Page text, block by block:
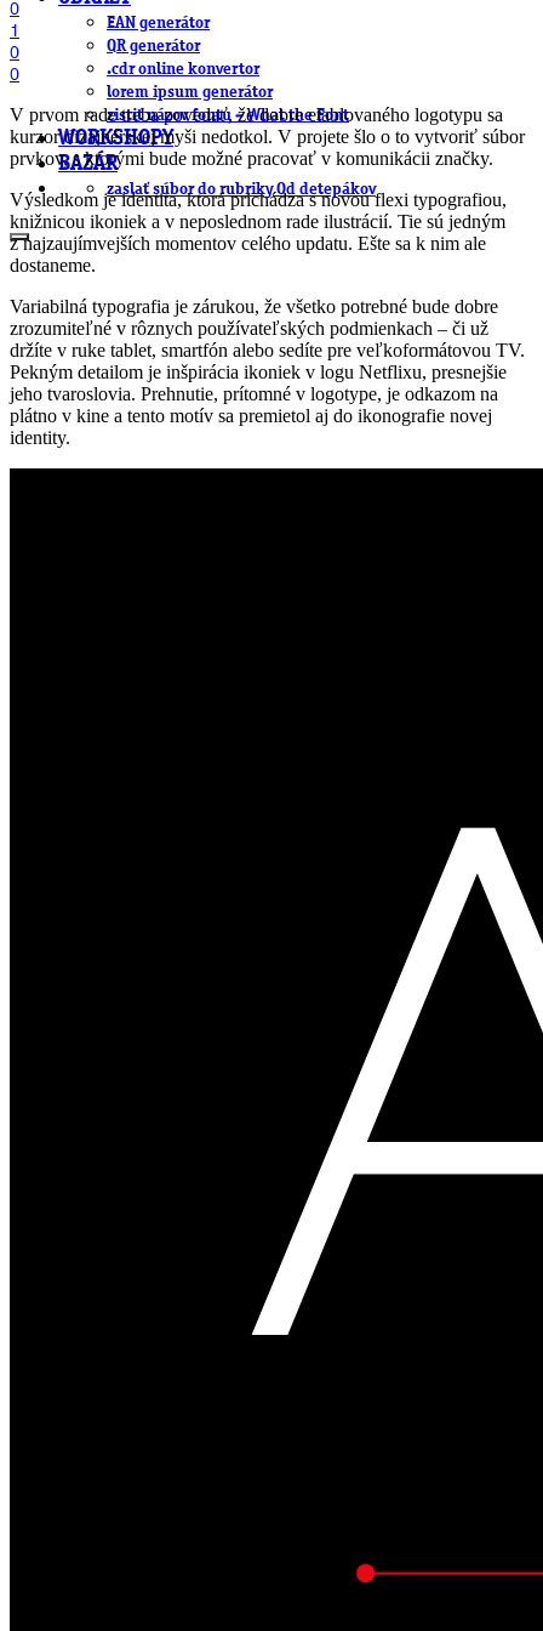
EAN generátor
QR generátor
.cdr online konvertor
lorem ipsum generátor
zistiť názov fontu – What the Font
WORKSHOPY
BAZÁR
zaslať súbor do rubriky Od detepákov
0
1
0
0
V prvom rade treba povedať, že dobre etablovaného logotypu sa
kurzor dizajnérskej myši nedotkol. V projete šlo o to vytvoriť súbor
prvkov, s ktorými bude možné pracovať v komunikácii značky.
Výsledkom je identita, ktorá prichádza s novou flexi typografiou,
knižnicou ikoniek a v neposlednom rade ilustrácií. Tie sú jedným
z najzaujímvejších momentov celého updatu. Ešte sa k nim ale
dostaneme.
Variabilná typografia je zárukou, že všetko potrebné bude dobre
zrozumiteľné v rôznych používateľských podmienkach – či už
držíte v ruke tablet, smartfón alebo sedíte pre veľkoformátovou TV.
Pekným detailom je inšpirácia ikoniek v logu Netflixu, presnejšie
jeho tvaroslovia. Prehnutie, prítomné v logotype, je odkazom na
plátno v kine a tento motív sa premietol aj do ikonografie novej
identity.